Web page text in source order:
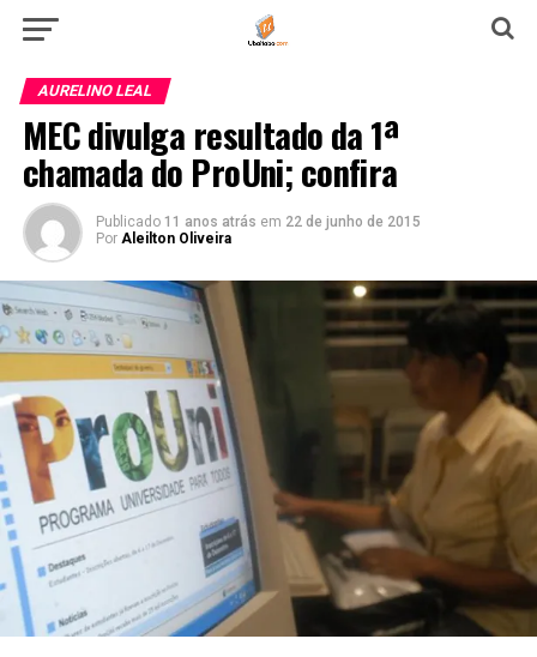
AURELINO LEAL
MEC divulga resultado da 1ª
chamada do ProUni; confira
Publicado 11 anos atrás em 22 de junho de 2015
Por Aleilton Oliveira